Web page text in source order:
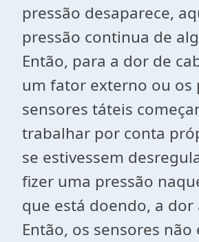
pressão desaparece,
pressão continua de
Então, para a dor de
um fator externo ou os
sensores táteis
trabalhar por conta
se estivessem
fizer uma pressão
que está doendo, a dor
Então, os sensores não